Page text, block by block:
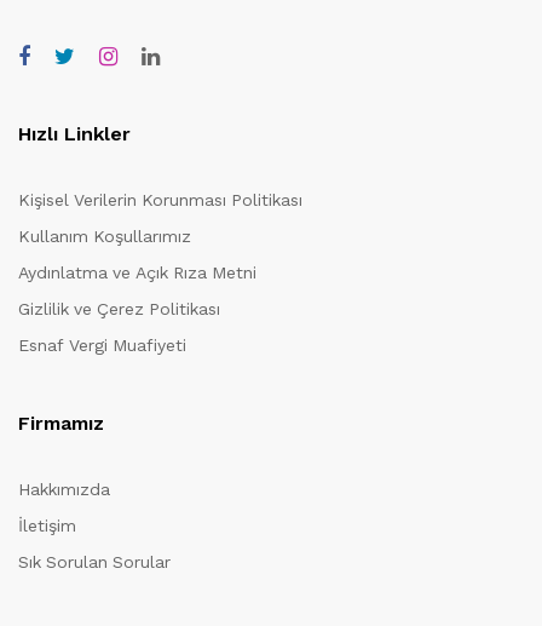
Hızlı Linkler
Kişisel Verilerin Korunması Politikası
Kullanım Koşullarımız
Aydınlatma ve Açık Rıza Metni
Gizlilik ve Çerez Politikası
Esnaf Vergi Muafiyeti
Firmamız
Hakkımızda
İletişim
Sık Sorulan Sorular